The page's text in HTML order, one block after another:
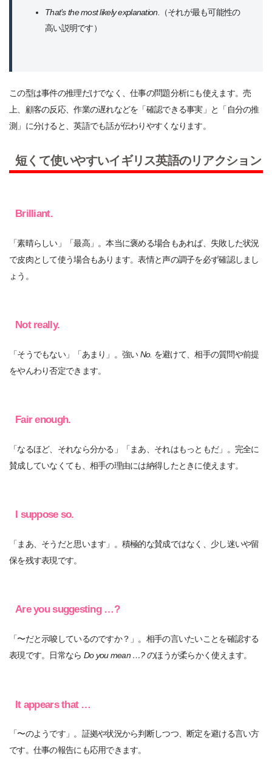
That’s the most likely explanation. （それが最も可能性の
高い説明です）
この型は事件の推理だけでなく、仕事の問題分析にも使えます。売
上、顧客の反応、作業の遅れなどを「確認できる事実」と「自分の推
測」に分けると、英語でも話が伝わりやすくなります。
短くて使いやすいイギリス英語のリアクション
Brilliant.
「素晴らしい」「最高」。本当に褒める場合もあれば、失敗した状況
で皮肉として使う場合もあります。表情と声の調子を必ず確認しまし
ょう。
Not really.
「そうでもない」「あまり」。強いNo. を避けて、相手の質問や前提
をやんわり否定できます。
Fair enough.
「なるほど、それなら分かる」「まあ、それはもっともだ」。完全に
賛成していなくても、相手の理由には納得したときに使えます。
I suppose so.
「まあ、そうだと思います」。積極的な賛成ではなく、少し迷いや留
保を残す表現です。
Are you suggesting …?
「〜だと示唆しているのですか？」。相手の言いたいことを確認する
表現です。日常なら Do you mean …?のほうが柔らかく使えます。
It appears that …
「〜のようです」。証拠や状況から判断しつつ、断定を避ける言い方
です。仕事の報告にも応用できます。